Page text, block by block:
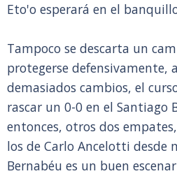
Eto'o esperará en el
Tampoco se descarta un
protegerse defensivamente,
demasiados cambios, el
rascar un 0-0 en el Santiago
entonces, otros dos
los de Carlo Ancelotti desde
Bernabéu es un buen